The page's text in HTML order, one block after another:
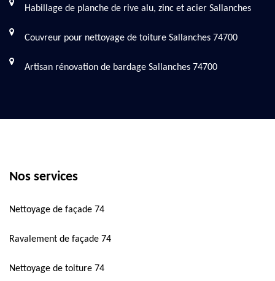
Habillage de planche de rive alu, zinc et acier Sallanches
Couvreur pour nettoyage de toiture Sallanches 74700
Artisan rénovation de bardage Sallanches 74700
Nos services
Nettoyage de façade 74
Ravalement de façade 74
Nettoyage de toiture 74